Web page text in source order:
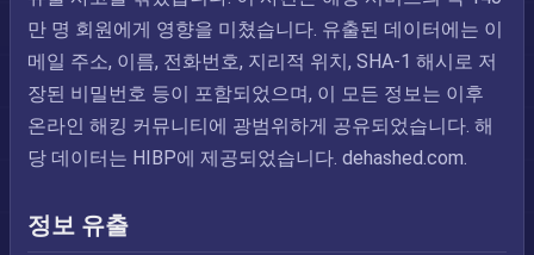
만 명 회원에게 영향을 미쳤습니다. 유출된 데이터에는 이
메일 주소, 이름, 전화번호, 지리적 위치, SHA-1 해시로 저
장된 비밀번호 등이 포함되었으며, 이 모든 정보는 이후
온라인 해킹 커뮤니티에 광범위하게 공유되었습니다. 해
당 데이터는 HIBP에 제공되었습니다. dehashed.com.
정보 유출